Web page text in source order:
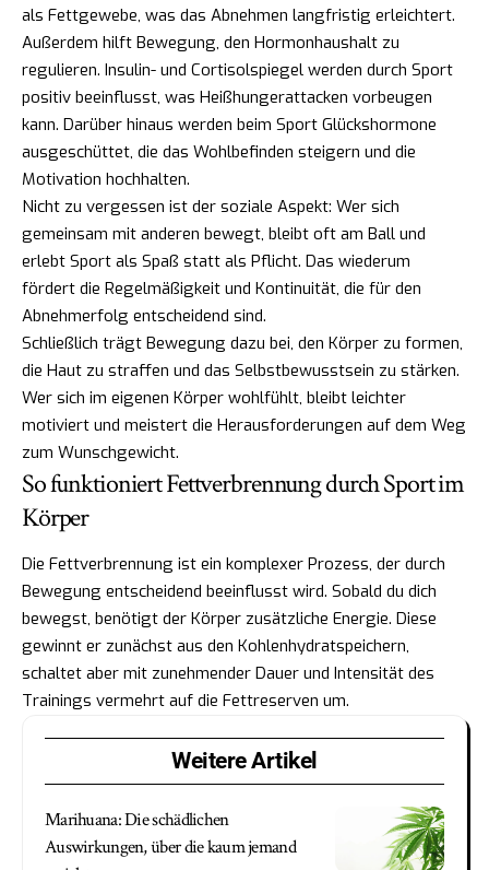
als Fettgewebe, was das Abnehmen langfristig erleichtert.
Außerdem hilft Bewegung, den Hormonhaushalt zu
regulieren. Insulin- und Cortisolspiegel werden durch Sport
positiv beeinflusst, was Heißhungerattacken vorbeugen
kann. Darüber hinaus werden beim Sport Glückshormone
ausgeschüttet, die das Wohlbefinden steigern und die
Motivation hochhalten.
Nicht zu vergessen ist der soziale Aspekt: Wer sich
gemeinsam mit anderen bewegt, bleibt oft am Ball und
erlebt Sport als Spaß statt als Pflicht. Das wiederum
fördert die Regelmäßigkeit und Kontinuität, die für den
Abnehmerfolg entscheidend sind.
Schließlich trägt Bewegung dazu bei, den Körper zu formen,
die Haut zu straffen und das Selbstbewusstsein zu stärken.
Wer sich im eigenen Körper wohlfühlt, bleibt leichter
motiviert und meistert die Herausforderungen auf dem Weg
zum Wunschgewicht.
So funktioniert Fettverbrennung durch Sport im
Körper
Die Fettverbrennung ist ein komplexer Prozess, der durch
Bewegung entscheidend beeinflusst wird. Sobald du dich
bewegst, benötigt der Körper zusätzliche Energie. Diese
gewinnt er zunächst aus den Kohlenhydratspeichern,
schaltet aber mit zunehmender Dauer und Intensität des
Trainings vermehrt auf die Fettreserven um.
Weitere Artikel
Marihuana: Die schädlichen
Auswirkungen, über die kaum jemand